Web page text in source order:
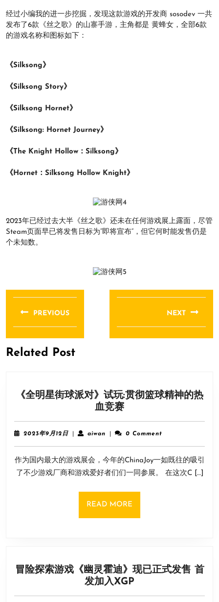
经过小编我的进一步挖掘，发现这款游戏的开发商 sosodev 一共
发布了6款《丝之歌》的山寨手游，主角都是 黄蜂女，全部6款
的游戏名称和图标如下：
《Silksong》
《Silksong Story》
《Silksong Hornet》
《Silksong: Hornet Journey》
《The Knight Hollow：Silksong》
《Hornet：Silksong Hollow Knight》
2023年已经过去大半《丝之歌》还未在任何游戏展上露面，尽管
Steam页面早已将发售日标为“即将宣布”，但它何时能发售仍是
个未知数。
文
导
航
PREVIOUS
post:
NEXT
post:
Related Post
《全明星街球派对》试玩:贯彻篮球精神的热
血竞赛《全
星
派
对》
玩:
神
的
热
2023年9月12日2023
月
12
日
aiwanaiwan 0 Comment
作为国内最大的游戏展会，今年的ChinaJoy一如既往的吸引
了不少游戏厂商和游戏爱好者们们一同参展。 在这次C […]
READ MORE
冒险探索游戏《幽灵霍迪》现已正式发售 首
发加入XGP